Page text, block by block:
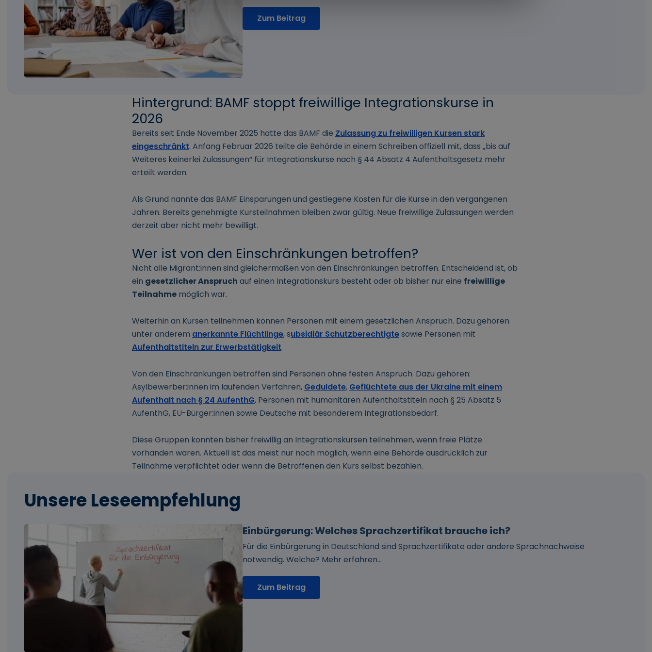
Zum Beitrag
Hintergrund: BAMF stoppt freiwillige Integrationskurse in
2026
Bereits seit Ende November 2025 hatte das BAMF die Zulassung zu freiwilligen Kursen stark
eingeschränkt. Anfang Februar 2026 teilte die Behörde in einem Schreiben offiziell mit, dass „bis auf
Weiteres keinerlei Zulassungen“ für Integrationskurse nach § 44 Absatz 4 Aufenthaltsgesetz mehr
erteilt werden.
Als Grund nannte das BAMF Einsparungen und gestiegene Kosten für die Kurse in den vergangenen
Jahren. Bereits genehmigte Kursteilnahmen bleiben zwar gültig. Neue freiwillige Zulassungen werden
derzeit aber nicht mehr bewilligt.
Wer ist von den Einschränkungen betroffen?
Nicht alle Migrant:innen sind gleichermaßen von den Einschränkungen betroffen. Entscheidend ist, ob
ein gesetzlicher Anspruch auf einen Integrationskurs besteht oder ob bisher nur eine freiwillige
Teilnahme möglich war.
Weiterhin an Kursen teilnehmen können Personen mit einem gesetzlichen Anspruch. Dazu gehören
unter anderem anerkannte Flüchtlinge, subsidiär Schutzberechtigtesowie Personen mit
Aufenthaltstiteln zur Erwerbstätigkeit.
Von den Einschränkungen betroffen sind Personen ohne festen Anspruch. Dazu gehören:
Asylbewerber:innen im laufenden Verfahren, Geduldete, Geflüchtete aus der Ukraine mit einem
Aufenthalt nach § 24 AufenthG, Personen mit humanitären Aufenthaltstiteln nach § 25 Absatz 5
AufenthG, EU-Bürger:innen sowie Deutsche mit besonderem Integrationsbedarf.
Diese Gruppen konnten bisher freiwillig an Integrationskursen teilnehmen, wenn freie Plätze
vorhanden waren. Aktuell ist das meist nur noch möglich, wenn eine Behörde ausdrücklich zur
Teilnahme verpflichtet oder wenn die Betroffenen den Kurs selbst bezahlen.
Unsere Leseempfehlung
Einbürgerung: Welches Sprachzertifikat brauche ich?
Für die Einbürgerung in Deutschland sind Sprachzertifikate oder andere Sprachnachweise
notwendig. Welche? Mehr erfahren...
Zum Beitrag